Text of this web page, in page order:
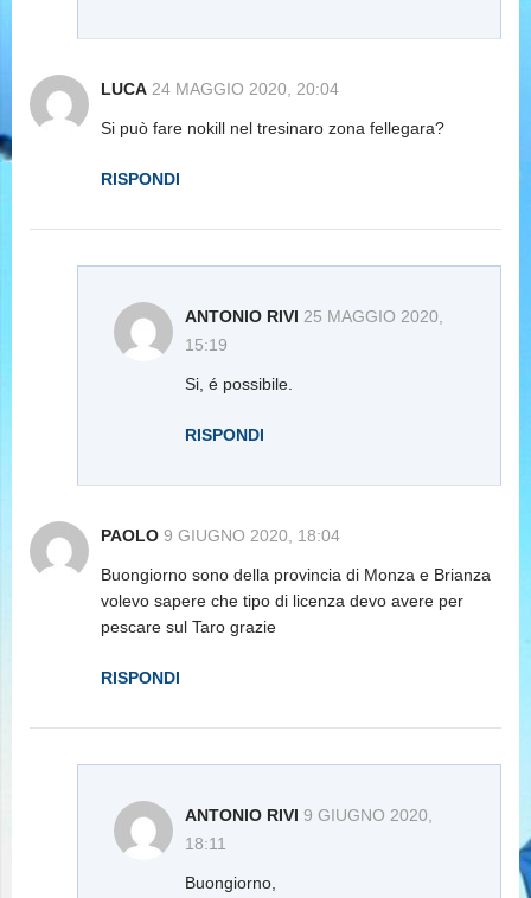
LUCA 24 MAGGIO 2020, 20:04
Si può fare nokill nel tresinaro zona fellegara?
RISPONDI
ANTONIO RIVI 25 MAGGIO 2020,
15:19
Si, é possibile.
RISPONDI
PAOLO 9 GIUGNO 2020, 18:04
Buongiorno sono della provincia di Monza e Brianza
volevo sapere che tipo di licenza devo avere per
pescare sul Taro grazie
RISPONDI
ANTONIO RIVI 9 GIUGNO 2020,
18:11
Buongiorno,